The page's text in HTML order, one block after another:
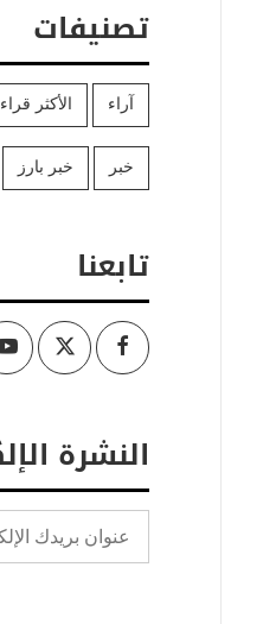
تصنيفات
آراء الأكثر
خبر خبر بارز
تابعنا
Facebook
النشرة